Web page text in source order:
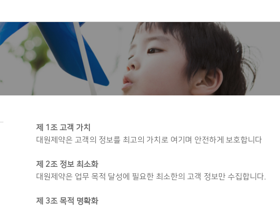
제 1조 고객 가치
대원제약은 고객의 정보를 최고의 가치로 여기며 안전하게 보호합니다
제 2조 정보 최소화
대원제약은 업무 목적 달성에 필요한 최소한의 고객 정보만 수집합니다.
제 3조 목적 명확화